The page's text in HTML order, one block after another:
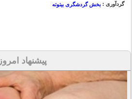
گردآوری : بخش گردشگری بیتوته
پیشنهاد امروز